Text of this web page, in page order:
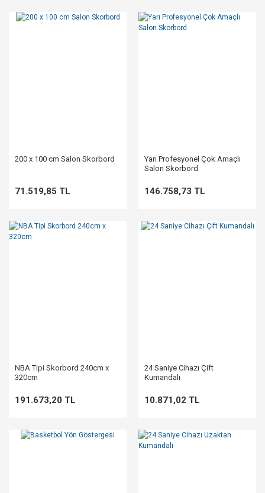
200 x 100 cm Salon Skorbord
71.519,85 TL
Yarı Profesyonel Çok Amaçlı
Salon Skorbord
146.758,73 TL
NBA Tipi Skorbord 240cm x
320cm
191.673,20 TL
24 Saniye Cihazı Çift
Kumandalı
10.871,02 TL